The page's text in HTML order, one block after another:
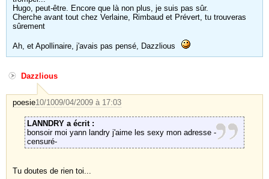
Hugo, peut-être. Encore que là non plus, je suis pas sûr.
Cherche avant tout chez Verlaine, Rimbaud et Prévert, tu trouveras
sûrement
Ah, et Apollinaire, j'avais pas pensé, Dazzlious
Dazzlious
poesie10/1009/04/2009 à 17:03
LANNDRY a écrit :
bonsoir moi yann landry j'aime les sexy mon adresse -
censuré-
Tu doutes de rien toi...